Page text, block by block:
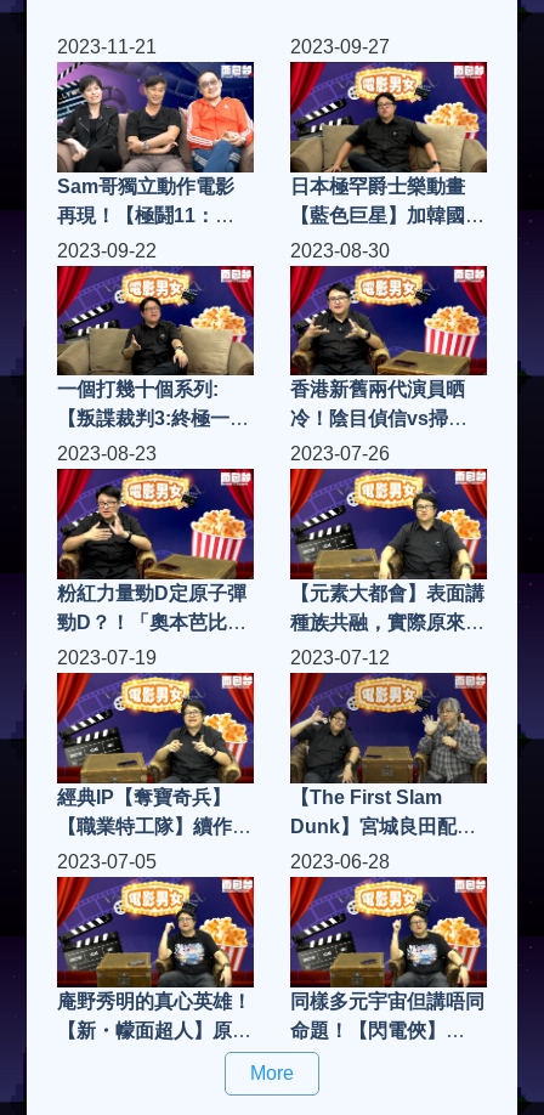
2023-11-21
Sam哥獨立動作電影
再現！【極鬪11：零
下八度】再次挑戰科
幻、警匪、槍戰題
材！|電影男女 S4(第
19集)
2023-09-27
日本極罕爵士樂動畫
【藍色巨星】加韓國招
牌男人情懷【救參的
士】|電影男女 S4(第
17集)
2023-09-22
一個打幾十個系列:
【叛諜裁判3:終極一
戰】以暴易暴大化人
心！|電影男女 S4(第
16集)
2023-08-30
香港新舊兩代演員晒
冷！陰目偵信vs掃毒
3！|電影男女 S4(第15
集)
2023-08-23
粉紅力量勁D定原子彈
勁D？！「奧本芭比」
效應全球熱爆！|電影
男女 S4(第14集)
2023-07-26
【元素大都會】表面講
種族共融，實際原來係
羅密歐與朱麗葉？！|
電影男女 S4(第13集)
2023-07-19
經典IP【奪寶奇兵】
【職業特工隊】續作同
期上映，究竟邊套得？
邊套吸引到新一代入
場？|電影男女 S4(第
12集)
2023-07-12
【The First Slam
Dunk】宮城良田配音
師同你介紹配音界的人
和事！|電影男女 S4(第
11集)
2023-07-05
庵野秀明的真心英雄！
【新・幪面超人】原來
都係拍緊EVA！|電影
2023-06-28
同樣多元宇宙但講唔同
命題！【閃電俠】
&【蜘蛛俠：飛躍蜘蛛
宇宙】玩timeline玩出
More